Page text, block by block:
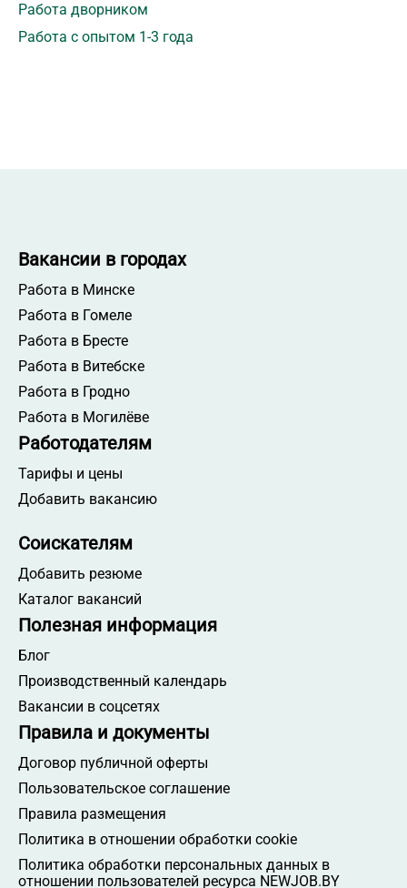
Работа дворником
Работа с опытом 1-3 года
Вакансии в городах
Работа в Минске
Работа в Гомеле
Работа в Бресте
Работа в Витебске
Работа в Гродно
Работа в Могилёве
Работодателям
Тарифы и цены
Добавить вакансию
Соискателям
Добавить резюме
Каталог вакансий
Полезная информация
Блог
Производственный календарь
Вакансии в соцсетях
Правила и документы
Договор публичной оферты
Пользовательское соглашение
Правила размещения
Политика в отношении обработки cookie
Политика обработки персональных данных в
отношении пользователей ресурса NEWJOB.BY